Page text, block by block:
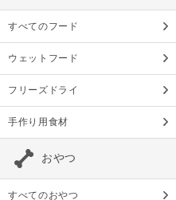
すべてのフード
ウェットフード
フリーズドライ
手作り用食材
おやつ
すべてのおやつ